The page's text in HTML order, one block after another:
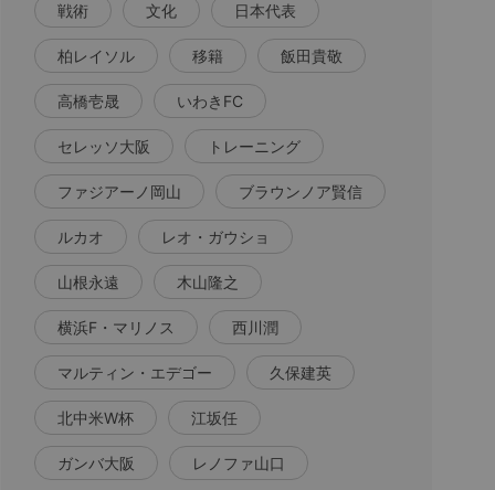
戦術 文化 日本代表
柏レイソル 移籍 飯田貴敬
高橋壱晟 いわきFC
セレッソ大阪 トレーニング
ファジアーノ岡山 ブラウンノア賢信
ルカオ レオ・ガウショ
山根永遠 木山隆之
横浜F・マリノス 西川潤
マルティン・エデゴー 久保建英
北中米W杯 江坂任
ガンバ大阪 レノファ山口